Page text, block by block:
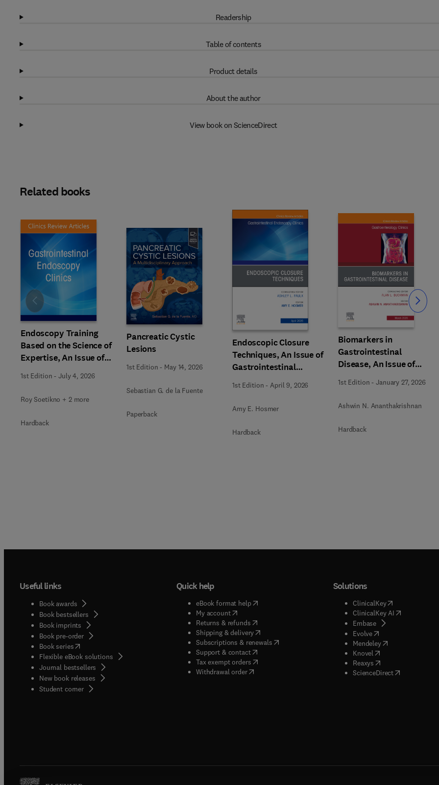
Readership
Table of contents
Product details
About the author
View book on ScienceDirect
Related books
Endoscopy Training
Based on the Science of
Expertise, An Issue of
Endoscopy Clinics
1st Edition -July 4, 2026
Roy Soetikno + 2 more
Hardback
Pancreatic Cystic
Lesions
1st Edition - May 14, 2026
Sebastian G. de la Fuente
Paperback
Endoscopic Closure
Techniques, An Issue of
Gastrointestinal
Endoscopy Clinics
1st Edition -April 9, 2026
Amy E. Hosmer
Hardback
Biomarkers in
Gastrointestinal
Disease, An Issue of
Clinics of North America
1st Edition -January 27, 2026
Ashwin N. Ananthakrishnan
Hardback
Slide Slide
Useful links
Book awards
Book bestsellers
Book imprints
Book pre-order
Book series(opens in new tab/window
Flexible eBook solutions
Journal bestsellers
New book releases
Student corner( opens in new tab/window
Quick help
eBook format help( opens in new tab/window
My account( opens in new tab/window
Returns & refunds( opens in new tab/window
Shipping & delivery(opens in new tab/window
Subscriptions & renewals( opens in new tab/window
)
Support & contact( opens in new tab/window
Tax exempt orders( opens in new tab/window
Withdrawal order
Solutions
ClinicalKey(opens in new
ClinicalKey AI( opens in
Embase(
opens in new tab/
Evolve( opens in new tab/
Mendeley( opens in new tab/
Knovel opens in new tab/
Reaxys opens in new tab/
ScienceDirect( opens in new